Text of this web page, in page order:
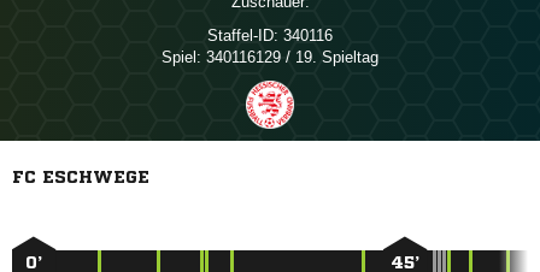
Staffel-ID: 340116
Spiel: 340116129 / 19. Spieltag
FC ESCHWEGE
0’ 45’